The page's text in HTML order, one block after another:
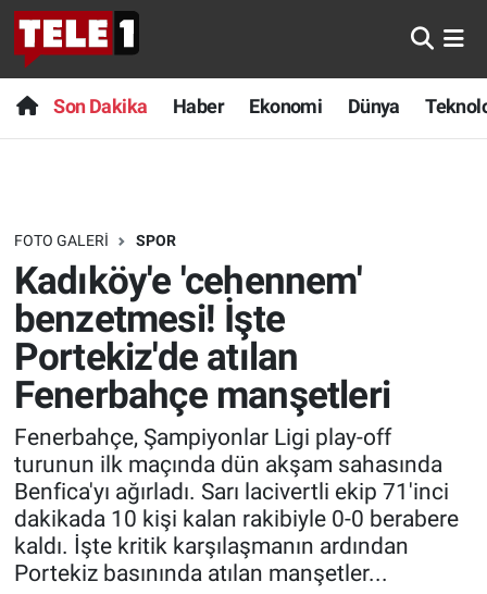
Son Dakika Haber Ekonomi Dünya
FOTO GALERI SPOR
Kadıköy'e 'cehennem'
benzetmesi! İşte
Portekiz'de atılan
Fenerbahçe manşetleri
Fenerbahçe, Şampiyonlar Ligi play-off
turunun ilk maçında dün akşam sahasında
Benfica'yı ağırladı. Sarı lacivertli ekip 71'inci
dakikada 10 kişi kalan rakibiyle 0-0 berabere
kaldı. İşte kritik karşılaşmanın ardından
Portekiz basınında atılan manşetler...
Anında Manşet
Başka Sohbetler
Bilim turu
Bilim ve Teknoloji Evreni
Doğa Konuşuyor
Dünya
Ege Saati
Ege'den Esintiler
Eğitim
Son Dakika
Haber
Dünya
Teknoloji
Sağlık
Spor
Yayın Akışı
İletişim
Nöbetçi Eczaneler
Hava Durumu
Trafik Durumu
Süper Lig Puan Durumu ve Fikstür
Tüm Manşetler
Son Dakika Haberleri
Haber Arşivi